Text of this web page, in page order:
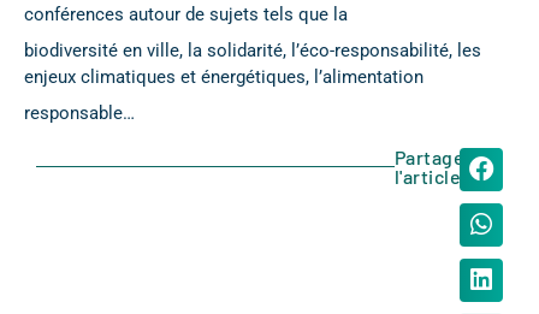
conférences autour de sujets tels que la
biodiversité en ville, la solidarité, l’éco-responsabilité, les
enjeux climatiques et énergétiques, l’alimentation
responsable…
Partager
l'article